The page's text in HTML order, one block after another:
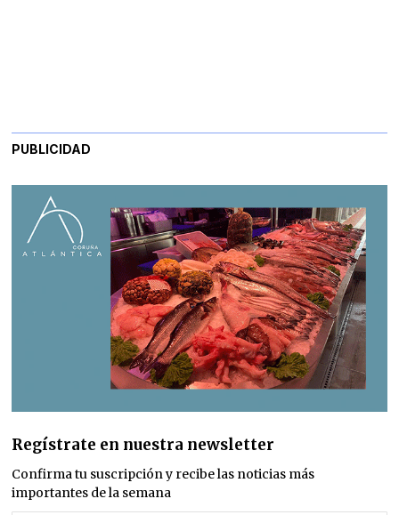
PUBLICIDAD
Regístrate en nuestra newsletter
Confirma tu suscripción y recibe las noticias más
importantes de la semana